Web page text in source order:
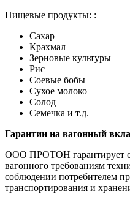
Пищевые продукты: :
Сахар
Крахмал
Зерновые культуры
Рис
Соевые бобы
Сухое молоко
Солод
Семечка и т.д.
Гарантии на вагонный
ООО ПРОТОН гарантирует
вагонного требованиям
соблюдении потребителем
транспортирования и